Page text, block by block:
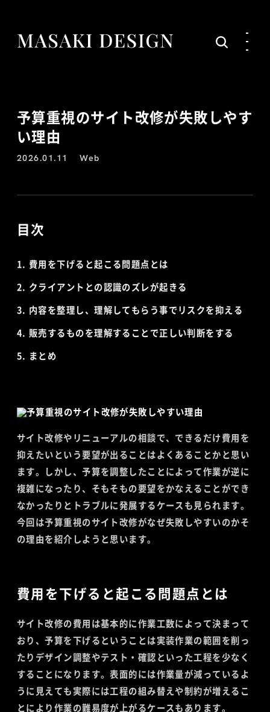
予算重視のサイト改修が失敗しやす
い理由
2026.01.11 Web
目次
費用を下げると起こる問題点とは
クライアントとの認識のズレが起きる
内容を整理し、理解してもらう事でリスクを抑える
販売するものを理解することで正しい判断をする
まとめ
サイト改修やリニューアルの相談で、できるだけ費用を
抑えたいという要望が出ることはよくあることかと思い
ます。しかし、予算を調整したことによって作業が逆に
複雑になったり、そもそもの要望をかなえることができ
なかったりとトラブルに発展するケースも見られます。
今回は予算重視のサイト改修がなぜ失敗しやすいのかそ
の理由を紹介しようと思います。
費用を下げると起こる問題点とは
サイト改修の費用は基本的に作業工数によって決まって
おり、予算を下げるということは実装作業の範囲を削っ
たりデザイン調整やテスト・確認といった工程を少なく
することになります。表面的には作業量が減っているよ
うに見えても実際には工程の組み替えや制約が増えるこ
とにより作業の難易度が上がるケースもあります。